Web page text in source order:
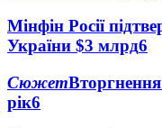
Мінфін Росії
України $3 млрд6
СюжетВторгнення
рік6